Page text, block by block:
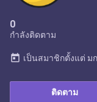
0
กำลังติดตาม
ติดตาม
today เป็นสมาชิกตั้งแต่ ม